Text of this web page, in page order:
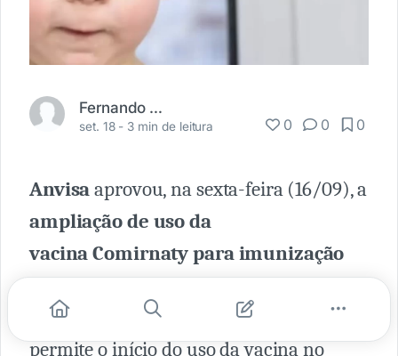
Fernando Carbonieri
set. 18 - 3 min de leitura 0 0 0
Anvisaaprovou, na sexta-feira (16/09), a
ampliação de uso da
vacina Comirnaty para imunização
contra Covid-19 em crianças entre 6
meses e 4 anos de idade. A aprovação
permite o início do uso da vacina no